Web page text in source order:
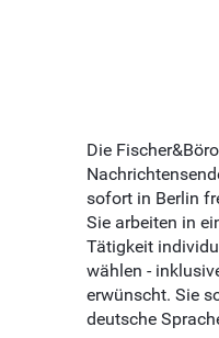
Die
sofort in Berlin
Sie arbeiten in
Tätigkeit
wählen -
erwünscht. Sie
deutsche